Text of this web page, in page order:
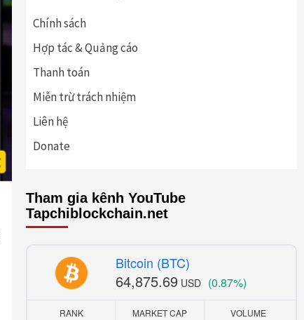
Chính sách
Hợp tác & Quảng cáo
Thanh toán
Miễn trừ trách nhiệm
Liên hệ
Donate
Tham gia kênh YouTube
Tapchiblockchain.net
Bitcoin (BTC)
64,875.69 USD (0.87%)
RANK MARKET CAP VOLUME